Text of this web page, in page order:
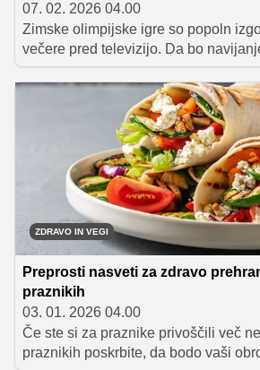
07. 02. 2026 04.00
Zimske olimpijske igre so popoln
večere pred televizijo. Da bo
smo zbrali ideje za hitre prigrizke in
jeste kar na kavču – brez zapletene
veliko umazane posode. Spoznajte
grižljaje, ki se odlično podajo k
ZDRAVO IN VEGI
Preprosti nasveti za zdravo
praznikih
03. 01. 2026 04.00
Če ste si za praznike privoščili več
praznikih poskrbite, da bodo vaši